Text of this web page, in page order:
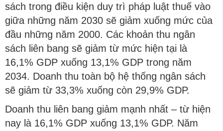
sách trong điều kiện duy trì pháp luật thuế vào
giữa những năm 2030 sẽ giảm xuống mức của
đầu những năm 2000. Các khoản thu ngân
sách liên bang sẽ giảm từ mức hiện tại là
16,1% GDP xuống 13,1% GDP trong năm
2034. Doanh thu toàn bộ hệ thống ngân sách
sẽ giảm từ 33,3% xuống còn 29,9% GDP.
Doanh thu liên bang giảm mạnh nhất – từ hiện
nay là 16,1% GDP xuống 13,1% GDP. Năm